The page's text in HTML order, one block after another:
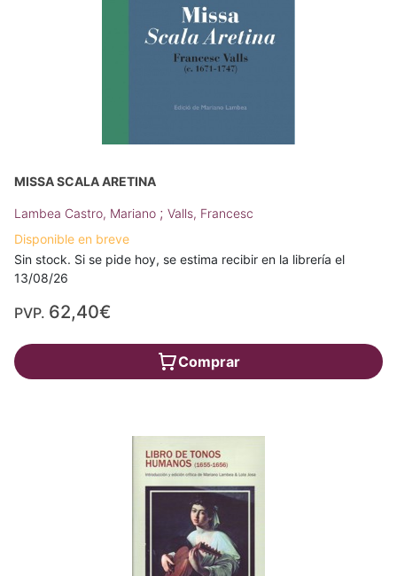
MISSA SCALA ARETINA
Lambea Castro, Mariano ; Valls, Francesc
Disponible en breve
Sin stock. Si se pide hoy, se estima recibir en la librería el
13/08/26
PVP. 62,40€
Comprar